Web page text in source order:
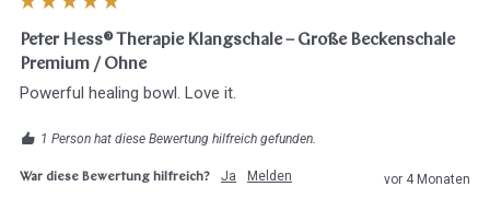
Peter Hess® Therapie Klangschale – Große Beckenschale
Premium / Ohne
Powerful healing bowl. Love it.
1 Person hat diese Bewertung hilfreich gefunden.
War diese Bewertung hilfreich? Ja Melden vor 4 Monaten